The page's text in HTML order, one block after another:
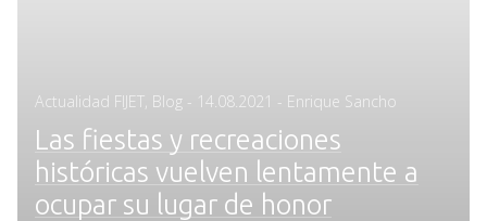
Actualidad FIJET Blog - Posted
14.08.2021 - Enrique Sancho
Las fiestas y recreaciones
históricas vuelven lentamente a
ocupar su lugar de honor